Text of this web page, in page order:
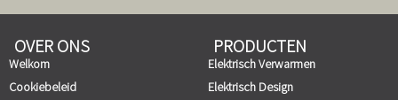
OVER ONS
Welkom
Cookiebeleid
PRODUCTEN
Elektrisch Verwarmen
Elektrisch Design